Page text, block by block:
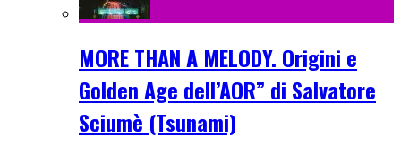
MORE THAN A MELODY. Origini e
Golden Age dell’AOR” di Salvatore
Sciumè (Tsunami)